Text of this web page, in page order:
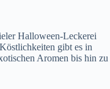
Halloween-Leckerei
gibt es in
Aromen bis hin zu